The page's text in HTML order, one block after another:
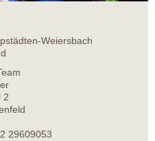
Weiersbach
2
29609053